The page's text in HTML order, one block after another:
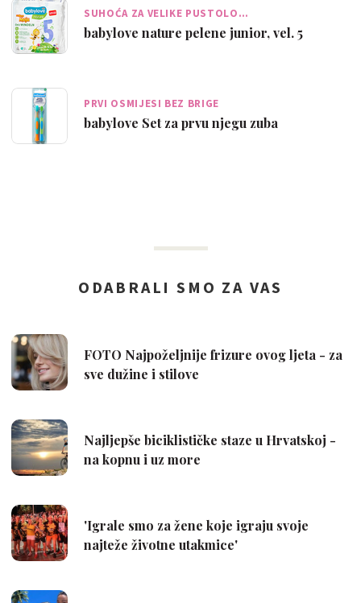
SUHOĆA ZA VELIKE PUSTOLO…
babylove nature pelene junior, vel. 5
PRVI OSMIJESI BEZ BRIGE
babylove Set za prvu njegu zuba